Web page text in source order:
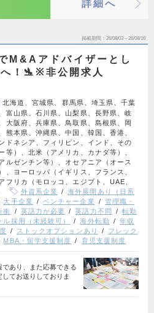
詳細へ
掲載期間 26/08/03～26/08/16
M&Aアドバイザーとし
！🛬※非公開求人
北海道、宮城県、群馬県、埼玉県、千葉
富山県、石川県、山梨県、長野県、岐
大阪府、兵庫県、鳥取県、島根県、岡
熊本県、沖縄県、中国、韓国、香港、
ドネシア、フィリピン、インド、その
等）、北米（アメリカ、カナダ等）、
ルゼンチン等）、オセアニア（オース
、ヨーロッパ（イギリス、フランス、
フリカ（モロッコ、エジプト、UAE、
外資系企業
海外展開あり（日系
大手企業 ベンチャー企業
管理職・
衝 英語力が必要 英語力不問
転勤
ル採用（未経験可） 海外転勤
年収
ストックオプションあり
フレック
MBA・留学支援制度 育児支援制度
あり、また応募できる
てお送りしておりま